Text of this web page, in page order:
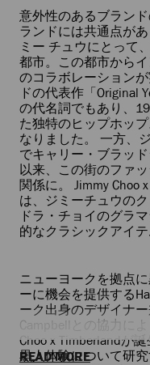
意外性のあるブラン
ランドには共通点が
ミー チュウにとって
都市。この都市から
のコラボレーション
ドの代表作「Original
の代名詞でもあり、
た独特のヒップホッ
なりました。 一方、
でキャリー・ブラッ
以来、この街のファ
関係に。 Jimmy Choo
は、ジミーチュウの
ドラ・チョイのグラ
的なクラシックアイ
ニューヨークを拠点
ーに機会を提供する
ーク出身のデザイナ
Campbellとの協力に
Choo x Timberlandが
黒人体験について研究
READ MORE